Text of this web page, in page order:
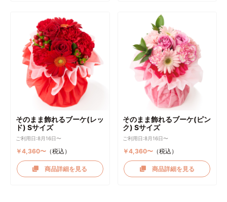
そのまま飾れるブーケ(レッ
ド) Sサイズ
ご利用日:8月16日〜
￥4,360〜（税込）
商品詳細を見る
そのまま飾れるブーケ(ピン
ク) Sサイズ
ご利用日:8月16日〜
￥4,360〜 （税込）
商品詳細を見る